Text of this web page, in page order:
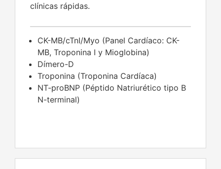
clínicas rápidas.
CK-MB/cTnI/Myo (Panel Cardíaco: CK-
MB, Troponina I y Mioglobina)
Dímero-D
Troponina (Troponina Cardíaca)
NT-proBNP (Péptido Natriurético tipo B
N-terminal)